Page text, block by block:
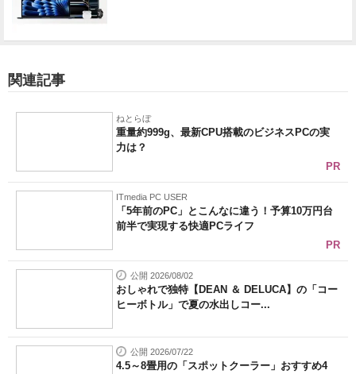
関連記事
ねとらぼ
重量約999g、最新CPU搭載のビジネスPCの実
力は？
PR
ITmedia PC USER
「5年前のPC」とこんなに違う！予算10万円台
前半で実現する快適PCライフ
PR
公開 2026/08/02
おしゃれで独特【DEAN ＆ DELUCA】の「コー
ヒーボトル」で夏の水出しコー...
公開 2026/07/22
4.5～8畳用の「スポットクーラー」おすすめ4